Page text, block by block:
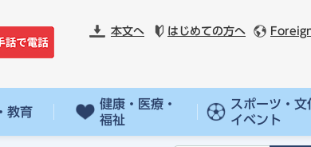
本文へ はじめての方へ
教育
健康・医療・
福祉
スポーツ・文
イベント